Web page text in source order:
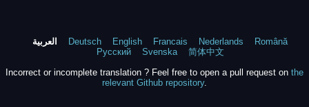
العربية Deutsch English Francais Nederlands
Română
Русский
Svenska
简体中文
Incorrect or incomplete translation ? Feel free to open a pull request on the
relevant Github repository.